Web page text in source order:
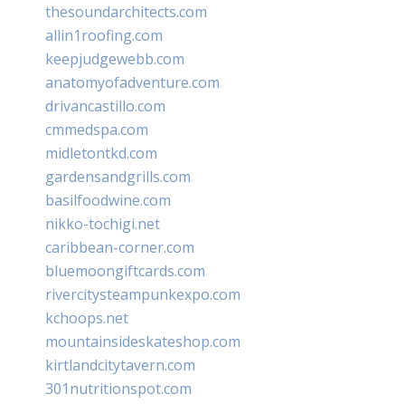
thesoundarchitects.com
allin1roofing.com
keepjudgewebb.com
anatomyofadventure.com
drivancastillo.com
cmmedspa.com
midletontkd.com
gardensandgrills.com
basilfoodwine.com
nikko-tochigi.net
caribbean-corner.com
bluemoongiftcards.com
rivercitysteampunkexpo.com
kchoops.net
mountainsideskateshop.com
kirtlandcitytavern.com
301nutritionspot.com